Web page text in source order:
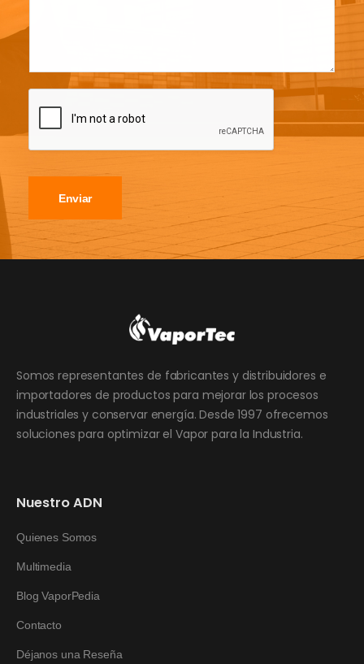
Enviar
Somos representantes de fabricantes y distribuidores e
importadores de productos para mejorar los procesos
industriales y conservar energía. Desde 1997 ofrecemos
soluciones para optimizar el Vapor para la Industria.
Nuestro ADN
Quienes Somos
Multimedia
Blog VaporPedia
Contacto
Déjanos una Reseña